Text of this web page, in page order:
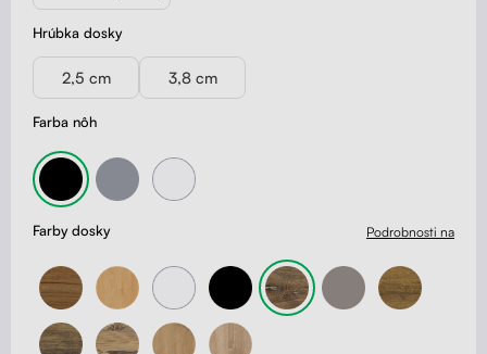
Farba nôh
Hrúbka dosky
2,5 cm 3,8 cm
Farby dosky Podrobnosti na